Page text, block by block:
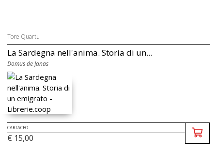
Tore Quartu
La Sardegna nell'anima. Storia di un...
Domus de Janas
CARTACEO
€ 15,00